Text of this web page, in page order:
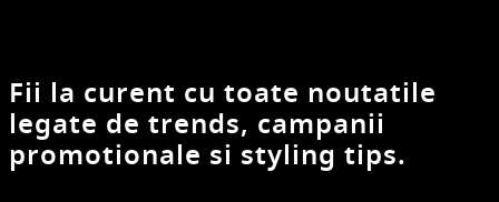
Fii la curent cu toate noutatile
legate de trends, campanii
promotionale si styling tips.